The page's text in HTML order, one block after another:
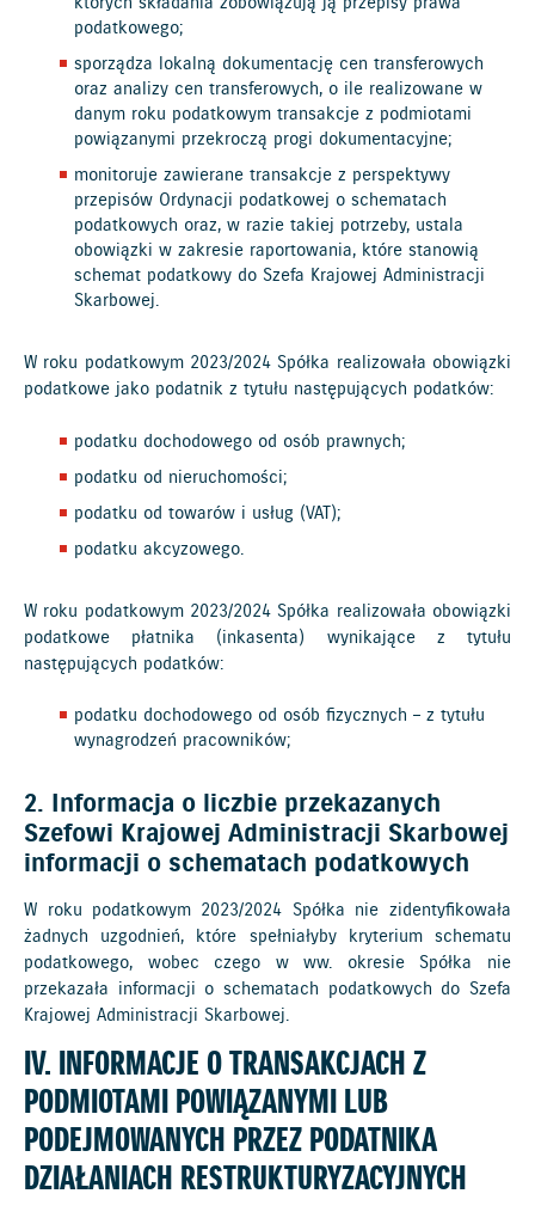
podatkowego;
sporządza lokalną dokumentację cen transferowych
oraz analizy cen transferowych, o ile realizowane w
danym roku podatkowym transakcje z podmiotami
powiązanymi przekroczą progi dokumentacyjne;
monitoruje zawierane transakcje z perspektywy
przepisów Ordynacji podatkowej o schematach
podatkowych oraz, w razie takiej potrzeby, ustala
obowiązki w zakresie raportowania, które stanowią
schemat podatkowy do Szefa Krajowej Administracji
Skarbowej.
W roku podatkowym 2023/2024 Spółka realizowała obowiązki
podatkowe jako podatnik z tytułu następujących podatków:
podatku dochodowego od osób prawnych;
podatku od nieruchomości;
podatku od towarów i usług (VAT);
podatku akcyzowego.
W roku podatkowym 2023/2024 Spółka realizowała obowiązki
podatkowe płatnika (inkasenta) wynikające z tytułu
następujących podatków:
podatku dochodowego od osób fizycznych – z tytułu
wynagrodzeń pracowników;
2. Informacja o liczbie przekazanych
Szefowi Krajowej Administracji Skarbowej
informacji o schematach podatkowych
W roku podatkowym 2023/2024 Spółka nie zidentyfikowała
żadnych uzgodnień, które spełniałyby kryterium schematu
podatkowego, wobec czego w ww. okresie Spółka nie
przekazała informacji o schematach podatkowych do Szefa
Krajowej Administracji Skarbowej.
IV. INFORMACJE O TRANSAKCJACH Z
PODMIOTAMI POWIĄZANYMI LUB
PODEJMOWANYCH PRZEZ PODATNIKA
DZIAŁANIACH RESTRUKTURYZACYJNYCH